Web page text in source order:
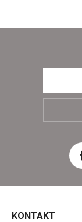
KONTAKT